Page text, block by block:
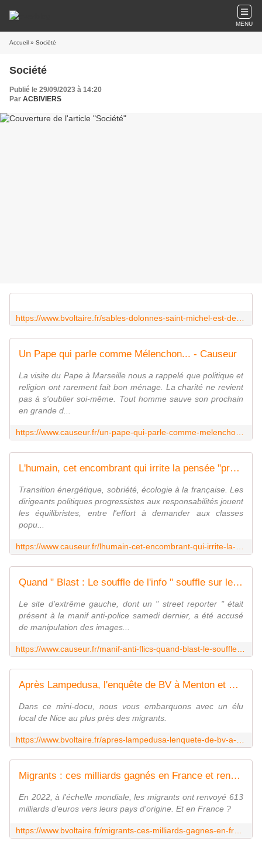
MENU
Accueil » Société
Société
Publié le 29/09/2023 à 14:20
Par ACBIVIERS
Un Pape qui parle comme Mélenchon... - Causeur
La visite du Pape à Marseille nous a rappelé que politique et
religion ont rarement fait bon ménage. La charité ne revient
pas à s'oublier soi-même. Tout homme sauve son prochain
en grande d...
L'humain, cet encombrant qui irrite la pensée "progressiste" - Causeur
Transition énergétique, sobriété, écologie à la française. Les
dirigeants politiques progressistes aux responsabilités jouent
les équilibristes, entre l'effort à demander aux classes
popu...
Quand " Blast : Le souffle de l'info " souffle sur les braises - Causeur
Le site d'extrême gauche, dont un " street reporter " était
présent à la manif anti-police samedi dernier, a été accusé
de manipulation des images...
Après Lampedusa, l'enquête de BV à Menton et Vintimille auprès des migrants - Boulevard Voltaire
Dans ce mini-docu, nous vous embarquons avec un élu
local de Nice au plus près des migrants.
Migrants : ces milliards gagnés en France et renvoyés au pays d'origine - Boulevard Voltaire
En 2022, à l'échelle mondiale, les migrants ont renvoyé 613
milliards d'euros vers leurs pays d'origine. Et en France ?